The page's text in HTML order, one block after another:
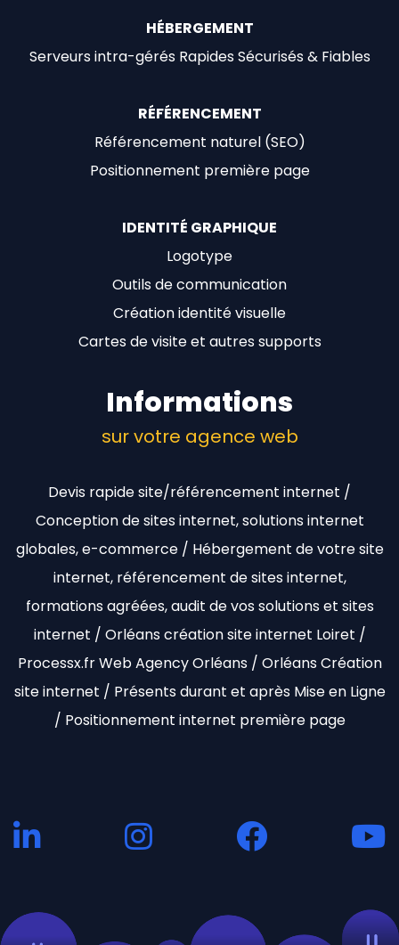
HÉBERGEMENT
Serveurs intra-gérés Rapides Sécurisés & Fiables
RÉFÉRENCEMENT
Référencement naturel (SEO)
Positionnement première page
IDENTITÉ GRAPHIQUE
Logotype
Outils de communication
Création identité visuelle
Cartes de visite et autres supports
Informations
sur votre agence web
Devis rapide site/référencement internet /
Conception de sites internet, solutions internet
globales, e-commerce / Hébergement de votre site
internet, référencement de sites internet,
formations agréées, audit de vos solutions et sites
internet / Orléans création site internet Loiret /
Processx.fr Web Agency Orléans / Orléans Création
site internet / Présents durant et après Mise en Ligne
/ Positionnement internet première page